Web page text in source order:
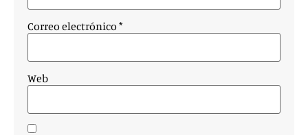
Correo electrónico *
Web